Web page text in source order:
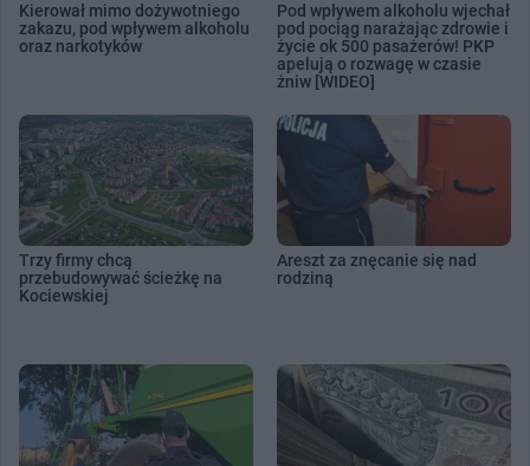
Kierował mimo dożywotniego
zakazu, pod wpływem alkoholu
oraz narkotyków
Pod wpływem alkoholu wjechał
pod pociąg narażając zdrowie i
życie ok 500 pasażerów! PKP
apelują o rozwagę w czasie
żniw [WIDEO]
Trzy firmy chcą
przebudowywać ścieżkę na
Kociewskiej
Areszt za znęcanie się nad
rodziną